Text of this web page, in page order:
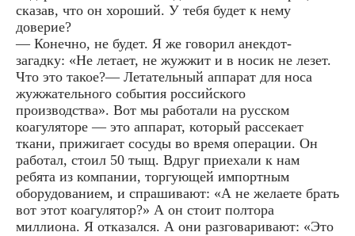
сказав, что он хороший. У тебя будет к нему
доверие?
— Конечно, не будет. Я же говорил анекдот-
загадку: «Не летает, не жужжит и в носик не лезет.
Что это такое?— Летательный аппарат для носа
жужжательного события российского
производства». Вот мы работали на русском
коагуляторе — это аппарат, который рассекает
ткани, прижигает сосуды во время операции. Он
работал, стоил 50 тыщ. Вдруг приехали к нам
ребята из компании, торгующей импортным
оборудованием, и спрашивают: «А не желаете брать
вот этот коагулятор?» А он стоит полтора
миллиона. Я отказался. А они разговаривают: «Это